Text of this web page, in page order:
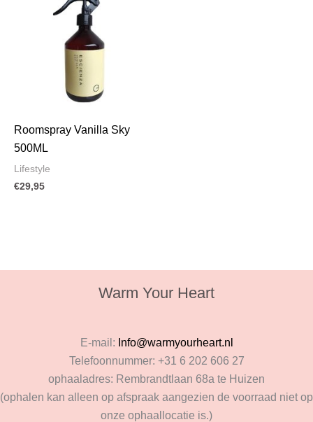
Roomspray Vanilla Sky
500ML
Lifestyle
€29,95
Warm Your Heart
E-mail: Info@warmyourheart.nl
Telefoonnummer: +31 6 202 606 27
ophaaladres: Rembrandtlaan 68a te Huizen
(ophalen kan alleen op afspraak aangezien de voorraad niet op
onze ophaallocatie is.)